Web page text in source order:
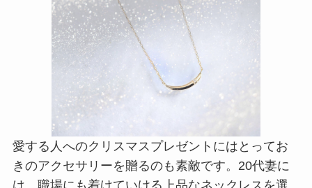
愛する人へのクリスマスプレゼントにはとってお
きのアクセサリーを贈るのも素敵です。20代妻に
は、職場にも着けていける上品なネックレスを選